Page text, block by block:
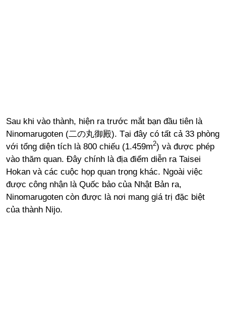
Sau khi vào thành, hiện ra trước mắt bạn đầu tiên là
Ninomarugoten (二の丸御殿). Tại đây có tất cả 33 phòng
với tổng diện tích là 800 chiếu (1.459m2) và được phép
vào thăm quan. Đây chính là địa điểm diễn ra Taisei
Hokan và các cuộc họp quan trọng khác. Ngoài việc
được công nhận là Quốc bảo của Nhật Bản ra,
Ninomarugoten còn được là nơi mang giá trị đặc biệt
của thành Nijo.